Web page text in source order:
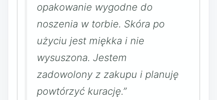
opakowanie wygodne do
noszenia w torbie. Skóra po
użyciu jest miękka i nie
wysuszona. Jestem
zadowolony z zakupu i planuję
powtórzyć kurację.”